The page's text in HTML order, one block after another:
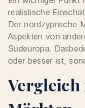
realistische
Der nordzyprische
Aspekten von
Südeuropa.
oder besser ist,